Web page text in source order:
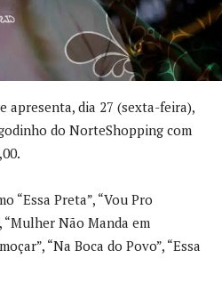
apresenta, dia 27 (sexta-feira),
do NorteShopping com
“Essa Preta”, “Vou Pro
“Mulher Não Manda em
“Na Boca do Povo”, “Essa